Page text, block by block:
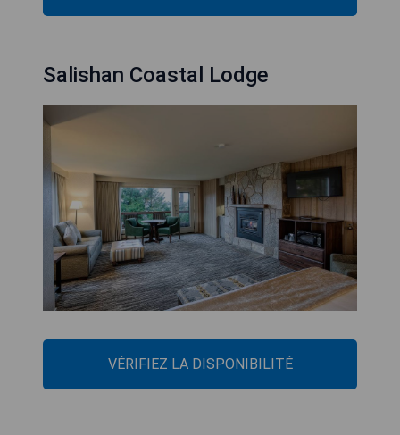
Salishan Coastal Lodge
VÉRIFIEZ LA DISPONIBILITÉ